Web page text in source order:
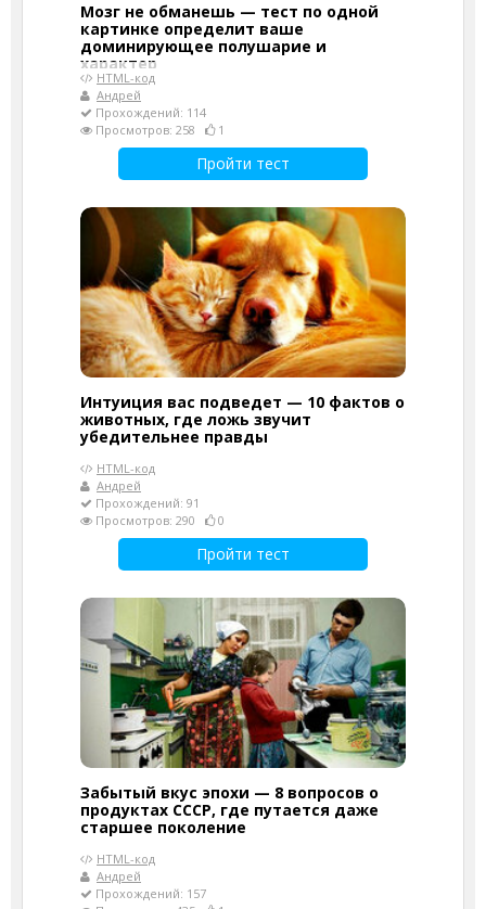
Мозг не обманешь — тест по одной
картинке определит ваше
доминирующее полушарие и
характер
HTML-код
Андрей
Прохождений: 114
Просмотров: 258
1
Пройти тест
Интуиция вас подведет — 10 фактов о
животных, где ложь звучит
убедительнее правды
HTML-код
Андрей
Прохождений: 91
Просмотров: 290
0
Пройти тест
Забытый вкус эпохи — 8 вопросов о
продуктах СССР, где путается даже
старшее поколение
HTML-код
Андрей
Прохождений: 157